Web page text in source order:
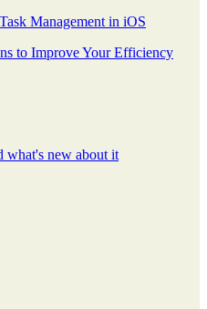
Management in iOS
to Improve Your Efficiency
what's new about it